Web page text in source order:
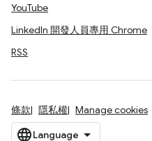
YouTube
LinkedIn 開發人員專用 Chrome
RSS
條款 隱私權 Manage cookies